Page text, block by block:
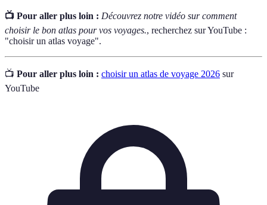
📺 Pour aller plus loin : Découvrez notre vidéo sur comment
choisir le bon atlas pour vos voyages., recherchez sur YouTube :
"choisir un atlas voyage".
📺 Pour aller plus loin : choisir un atlas de voyage 2026 sur
YouTube